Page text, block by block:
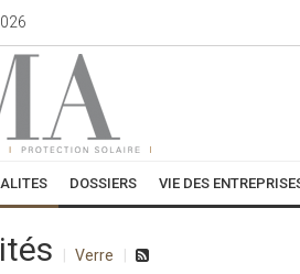
DOSSIERS VIE DES
Verre